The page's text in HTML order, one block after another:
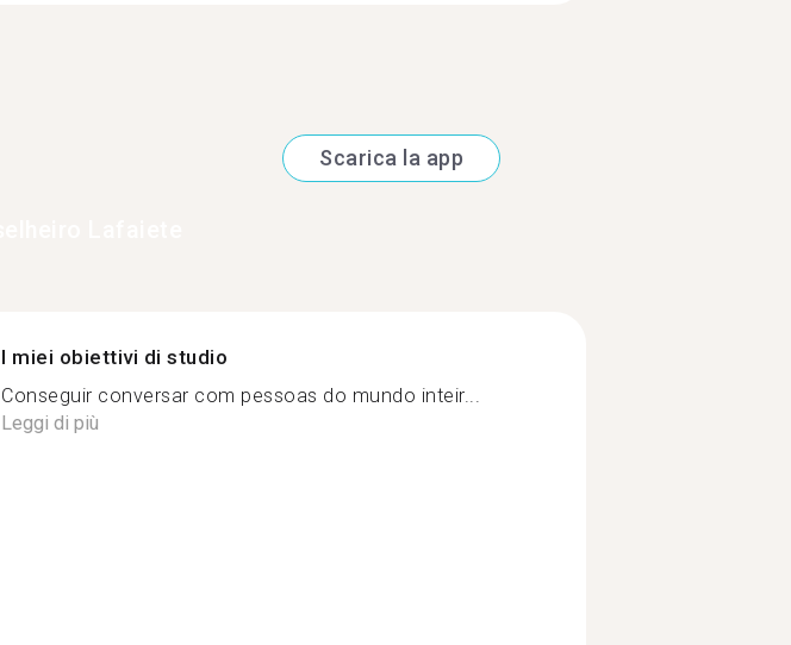
Scarica la app
I miei obiettivi di studio
Conseguir conversar com pessoas do mundo inteir...
Leggi di più